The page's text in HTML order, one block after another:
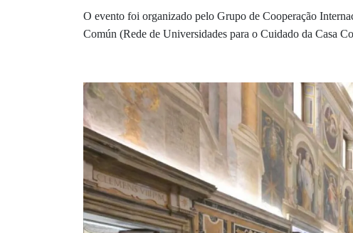
O evento foi organizado pelo Grupo de Cooperação
Común (Rede de Universidades para o Cuidado da Casa